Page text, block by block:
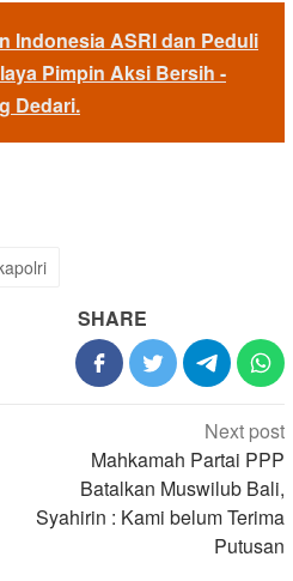
Indonesia ASRI dan Peduli
Pimpin Aksi Bersih -
Dedari.
SHARE
Next post
Mahkamah Partai PPP
Batalkan Muswilub Bali,
Syahirin : Kami belum Terima
Putusan